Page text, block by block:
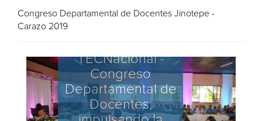
Congreso Departamental de Docentes Jinotepe -
Carazo 2019
TECNacional -
Congreso
Departamental de
Docentes,